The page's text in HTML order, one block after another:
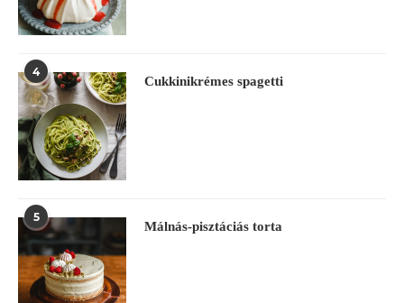
4
Cukkinikrémes spagetti
5
Málnás-pisztáciás torta